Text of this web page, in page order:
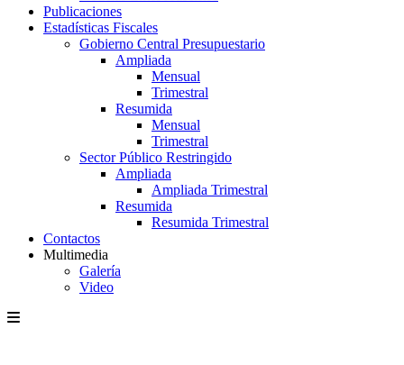
Publicaciones
Estadísticas Fiscales
Gobierno Central Presupuestario
Ampliada
Mensual
Trimestral
Resumida
Mensual
Trimestral
Sector Público Restringido
Ampliada
Ampliada Trimestral
Resumida
Resumida Trimestral
Contactos
Multimedia
Galería
Video